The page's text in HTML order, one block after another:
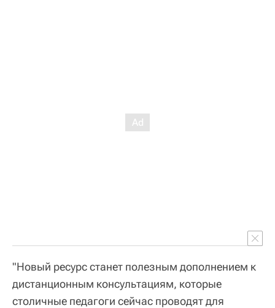
"Новый ресурс станет полезным дополнением к
дистанционным консультациям, которые
столичные педагоги сейчас проводят для